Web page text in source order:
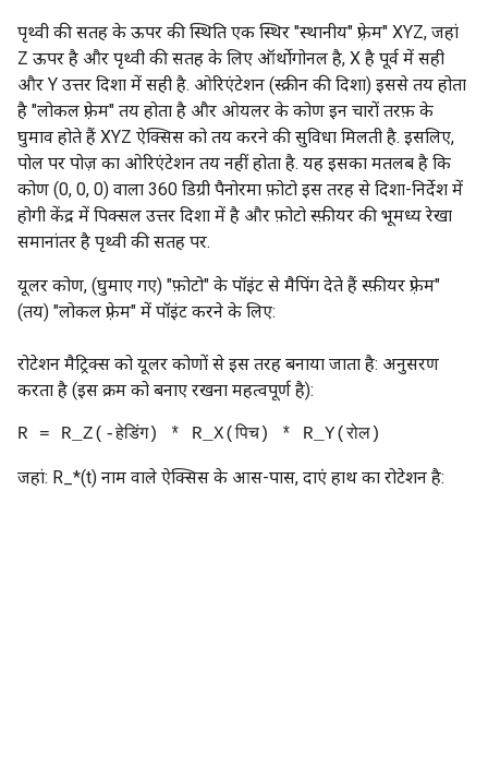
पृथ्वी की सतह के ऊपर की स्थिति एक स्थिर "स्थानीय" फ़्रेम" XYZ, जहां
Z ऊपर है और पृथ्वी की सतह के लिए ऑर्थोगोनल है, X है पूर्व में सही
और Y उत्तर दिशा में सही है. ओरिएंटेशन (स्क्रीन की दिशा) इससे तय होता
है "लोकल फ़्रेम" तय होता है और ओयलर के कोण इन चारों तरफ़ के
घुमाव होते हैं XYZ ऐक्सिस को तय करने की सुविधा मिलती है. इसलिए,
पोल पर पोज़ का ओरिएंटेशन तय नहीं होता है. यह इसका मतलब है कि
कोण (0, 0, 0) वाला 360 डिग्री पैनोरमा फ़ोटो इस तरह से दिशा-निर्देश में
होगी केंद्र में पिक्सल उत्तर दिशा में है और फ़ोटो स्फ़ीयर की भूमध्य रेखा
समानांतर है पृथ्वी की सतह पर.
यूलर कोण, (घुमाए गए) "फ़ोटो" के पॉइंट से मैपिंग देते हैं स्फ़ीयर फ़्रेम"
(तय) "लोकल फ़्रेम" में पॉइंट करने के लिए:
रोटेशन मैट्रिक्स को यूलर कोणों से इस तरह बनाया जाता है: अनुसरण
करता है (इस क्रम को बनाए रखना महत्वपूर्ण है):
R = R_Z(-हेडिंग) * R_X(पिच) * R_Y(रोल)
जहां: R_*(t) नाम वाले ऐक्सिस के आस-पास, दाएं हाथ का रोटेशन है: